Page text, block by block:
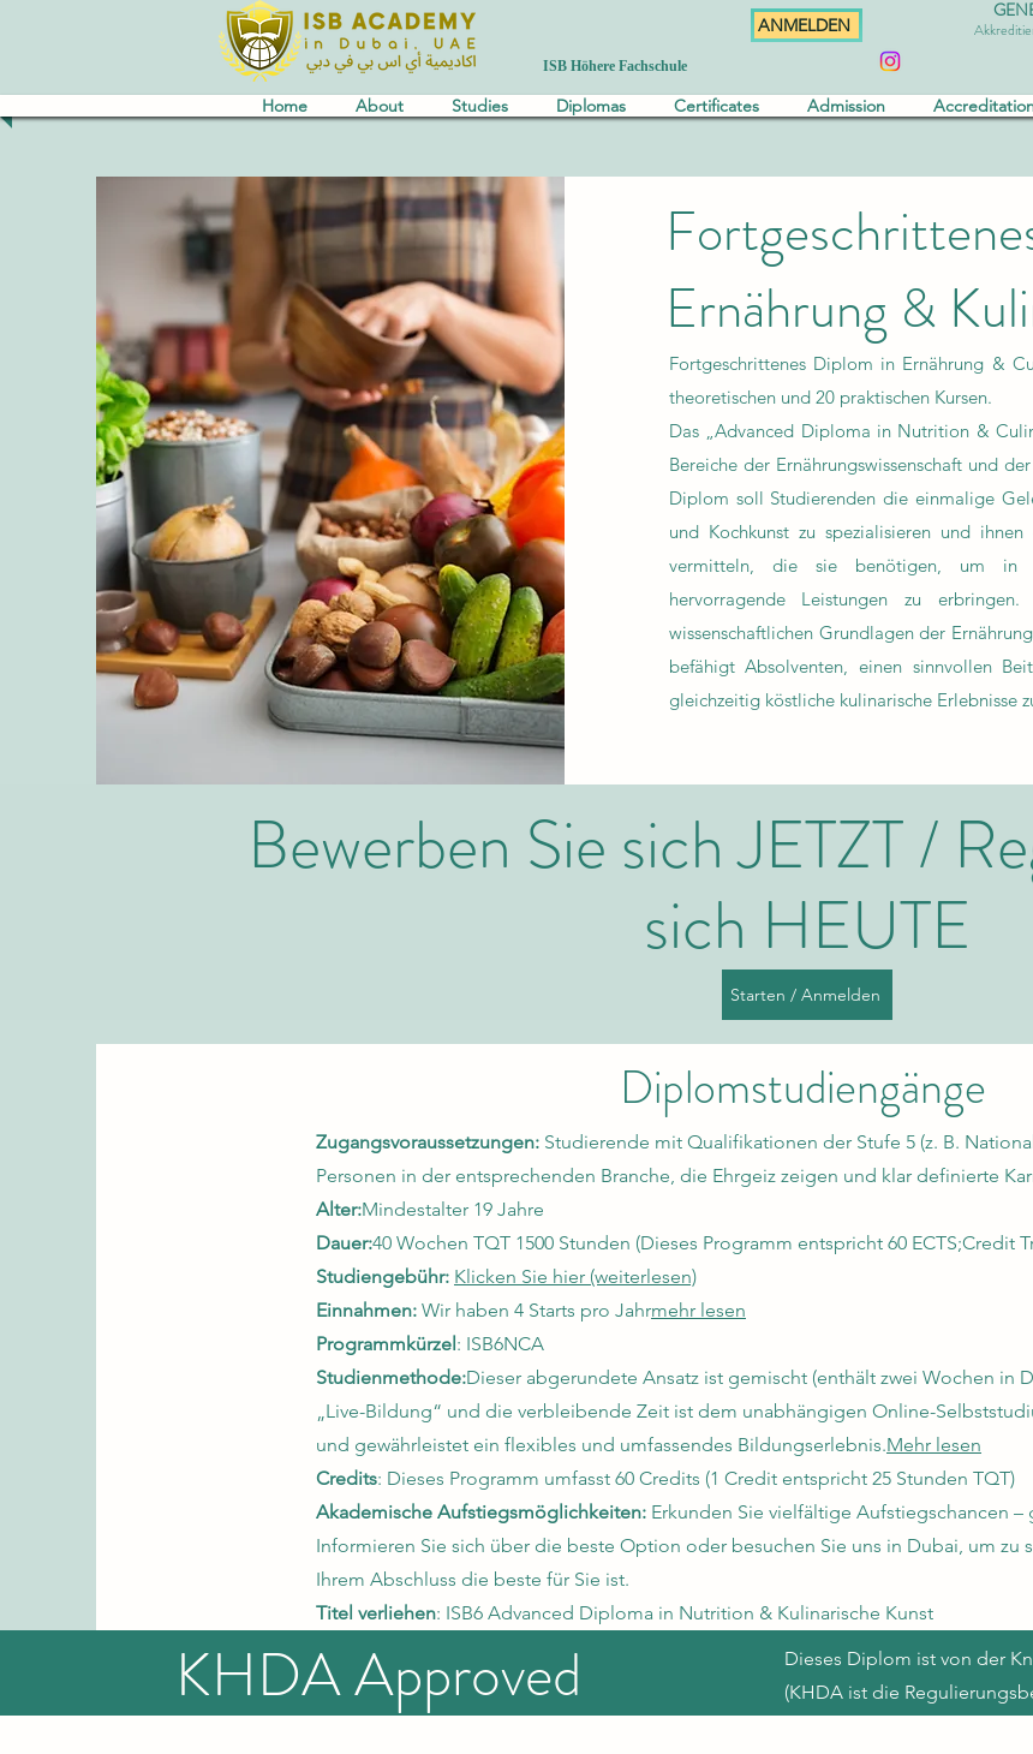
ANMELDEN
ISB Höhere Fachschule
Home About Studies Diplomas Certificates Admission
Ernährung &
Fortgeschrittenes Diplom in Ernährung &
theoretischen und 20 praktischen Kursen.
Das „Advanced Diploma in Nutrition &
Bereiche der Ernährungswissenschaft und
Diplom soll Studierenden die einmalige
und Kochkunst zu spezialisieren und
vermitteln, die sie benötigen, um in
hervorragende Leistungen zu
wissenschaftlichen Grundlagen der
befähigt Absolventen, einen sinnvollen
gleichzeitig köstliche kulinarische Erlebnisse
Bewerben Sie sich JETZT /
sich HEUTE
Starten / Anmelden
Diplomstudiengänge
Zugangsvoraussetzungen: Studierende mit Qualifikationen der Stufe 5 (z. B.
Personen in der entsprechenden Branche, die Ehrgeiz zeigen und klar definierte
Alter:Mindestalter 19 Jahre
Dauer:40 Wochen TQT 1500 Stunden (Dieses Programm entspricht 60 ECTS;Credit
Studiengebühr: Klicken Sie hier (weiterlesen)
Einnahmen: Wir haben 4 Starts pro Jahrmehr lesen
Programmkürzel: ISB6NCA
Studienmethode:Dieser abgerundete Ansatz ist gemischt (enthält zwei Wochen in
„Live-Bildung“ und die verbleibende Zeit ist dem unabhängigen Online-
und gewährleistet ein flexibles und umfassendes Bildungserlebnis.Mehr lesen
Credits: Dieses Programm umfasst 60 Credits (1 Credit entspricht 25 Stunden TQT)
Akademische Aufstiegsmöglichkeiten: Erkunden Sie vielfältige Aufstiegschancen –
Informieren Sie sich über die beste Option oder besuchen Sie uns in Dubai, um zu
Ihrem Abschluss die beste für Sie ist.
Titel verliehen: ISB6 Advanced Diploma in Nutrition & Kulinarische Kunst
KHDA Approved
Dieses Diplom ist von der
(KHDA ist die